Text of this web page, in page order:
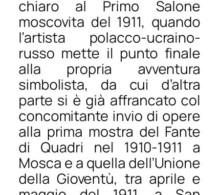
chiaro al Primo Salone
moscovita del 1911, quando
l’artista polacco-ucraino-
russo mette il punto finale
alla propria avventura
simbolista, da cui d’altra
parte si è già affrancato col
concomitante invio di opere
alla prima mostra del Fante
di Quadri nel 1910-1911 a
Mosca e a quella dell’Unione
della Gioventù, tra aprile e